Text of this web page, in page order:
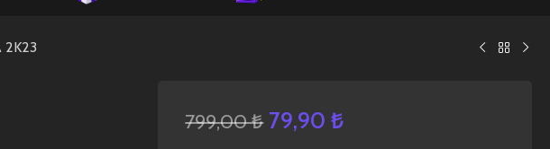
2K23
799,00₺ 79,90₺